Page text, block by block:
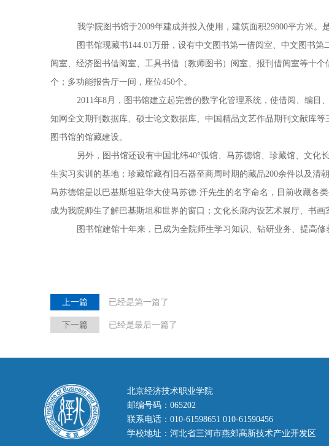
我学院图书馆于2009年建成并投入使用，建筑面积29800平方米
图书馆现藏书144.01万册，设有中文图书第一借阅室、中文图书
阅室、经济图书借阅室、工具书借（教师图书）阅室、报刊借阅室等十
个；多功能报告厅一间，座位450个。
2011年8月，图书馆建立起完善的数字化管理系统，使借阅、编目
知网全文期刊数据库、硕士论文数据库、中国精品文艺作品期刊文献库
图书馆的馆藏建设。
另外，图书馆还设有中国北纬40°弧馆、马苏德馆、珍藏馆、文
生实习实训的基地；珍藏馆藏有旧石器至商周时期的藏品200余件以及清
马苏德馆是以巴基斯坦驻华大使马苏德·汗先生的名字命名，目前收藏各
成为我院师生了解巴基斯坦和世界的窗口；文化长廊内设艺术展厅、书
图书馆建馆十年来，已成为全院师生学习知识、钻研业务、提高修
上一篇 已经是第一篇了
下一篇 已经是最后一篇了
北京经济技术职业学院
邮编号码：065202
联系电话：010-61598651 010-61590456
学校地址：河北省三河市燕郊高新技术产业开发区